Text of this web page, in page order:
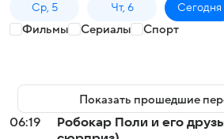
Ср, 5 Чт, 6 Сегодня
Фильмы Сериалы Спорт
Показать прошедшие
06:19
Робокар Поли и его